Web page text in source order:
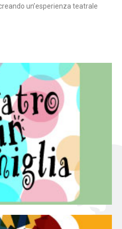
un’esperienza teatrale
in famiglia
rassegna di teatro concepita
del teatro all’intera